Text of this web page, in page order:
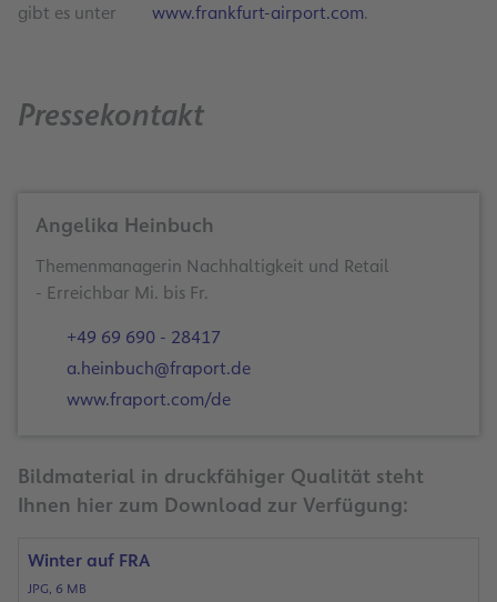
gibt es unter
www.frankfurt-airport.com.
Pressekontakt
Angelika Heinbuch
Themenmanagerin Nachhaltigkeit und Retail
- Erreichbar Mi. bis Fr.
+49 69 690 - 28417
a.heinbuch@fraport.de
www.fraport.com/de
Bildmaterial in druckfähiger Qualität steht
Ihnen hier zum Download zur Verfügung:
Winter auf FRA
JPG, 6 MB